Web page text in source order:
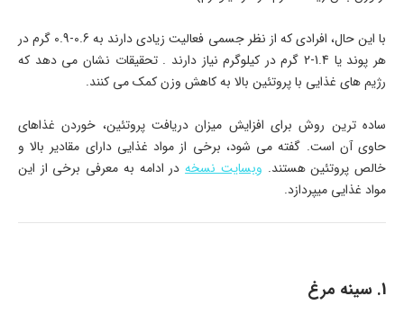
با این حال، افرادی که از نظر جسمی فعالیت زیادی دارند به 0.6-0.9 گرم در
هر پوند یا 1.4-2 گرم در کیلوگرم نیاز دارند . تحقیقات نشان می دهد که
رژیم های غذایی با پروتئین بالا به کاهش وزن کمک می کنند.
ساده ترین روش برای افزایش میزان دریافت پروتئین، خوردن غذاهای
حاوی آن است. گفته می شود، برخی از مواد غذایی دارای مقادیر بالا و
خالص پروتئین هستند. وبسایت نسخهدر ادامه به معرفی برخی از این
مواد غذایی میپردازد.
1. سینه مرغ